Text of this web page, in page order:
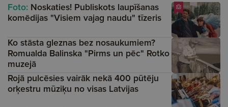
Foto: Noskaties! Publiskots laupīšanas
komēdijas "Visiem vajag naudu" tīzeris
Ko stāsta gleznas bez nosaukumiem?
Romualda Balinska "Pirms un pēc" Rotko
muzejā
Rojā pulcēsies vairāk nekā 400 pūtēju
orķestru mūziķu no visas Latvijas